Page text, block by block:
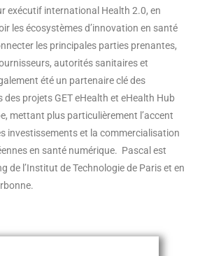
exécutif international Health 2.0, en
les écosystèmes d’innovation en santé
les principales parties prenantes,
autorités sanitaires et
été un partenaire clé des
projets GET eHealth et eHealth Hub
mettant plus particulièrement l’accent
investissements et la commercialisation
en santé numérique. Pascal est
de l’Institut de Technologie de Paris et en